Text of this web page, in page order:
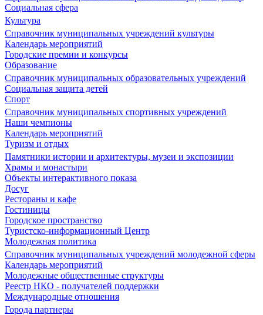
Социальная сфера
Культура
Справочник муниципальных учреждений культуры
Календарь мероприятий
Городские премии и конкурсы
Образование
Справочник муниципальных образовательных учреждений
Социальная защита детей
Спорт
Справочник муниципальных спортивных учреждений
Наши чемпионы
Календарь мероприятий
Туризм и отдых
Памятники истории и архитектуры, музеи и экспозиции
Храмы и монастыри
Объекты интерактивного показа
Досуг
Рестораны и кафе
Гостиницы
Городское пространство
Туристско-информационный Центр
Молодежная политика
Справочник муниципальных учреждений молодежной сферы
Календарь мероприятий
Молодежные общественные структуры
Реестр НКО - получателей поддержки
Международные отношения
Города партнеры